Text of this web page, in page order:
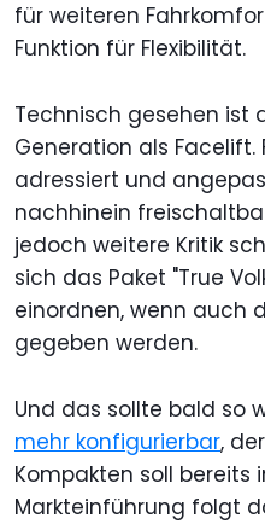
für weiteren
Funktion für Flexibilität.
Technisch gesehen ist
Generation als Facelift.
adressiert und
nachhinein
jedoch weitere Kritik
sich das Paket "True
einordnen, wenn auch
gegeben werden.
Und das sollte bald so
mehr konfigurierbar,
Kompakten soll bereits
Markteinführung folgt